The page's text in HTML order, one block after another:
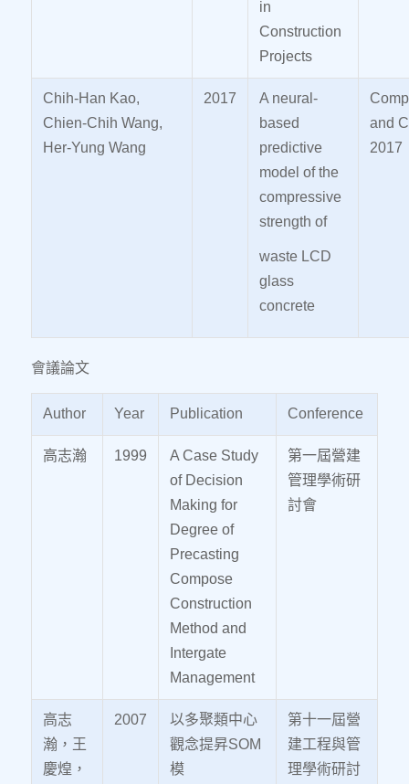
in
Construction
Projects
Chih-Han Kao,
Chien-Chih Wang,
Her-Yung Wang
2017
A neural-
based
predictive
model of the
compressive
strength of
waste LCD
glass
concrete
and
2017
會議論文
Author Year Publication Conference
高志瀚 1999
A Case Study
of Decision
Making for
Degree of
Precasting
Compose
Construction
Method and
Intergate
Management
第一屆營建
管理學術研
討會
高志
瀚，王
慶煌，
2007
以多聚類中心
觀念提昇SOM
模
第十一屆營
建工程與管
理學術研討